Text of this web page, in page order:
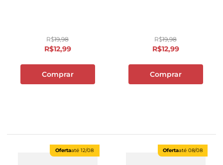
R$19,98
R$12,99
Comprar
R$19,98
R$12,99
Comprar
Ofertaaté 12/08 Ofertaaté 08/08